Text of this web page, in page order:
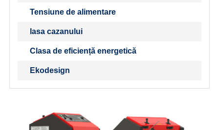
Tensiune de alimentare
lasa cazanului
Clasa de eficiență energetică
Ekodesign